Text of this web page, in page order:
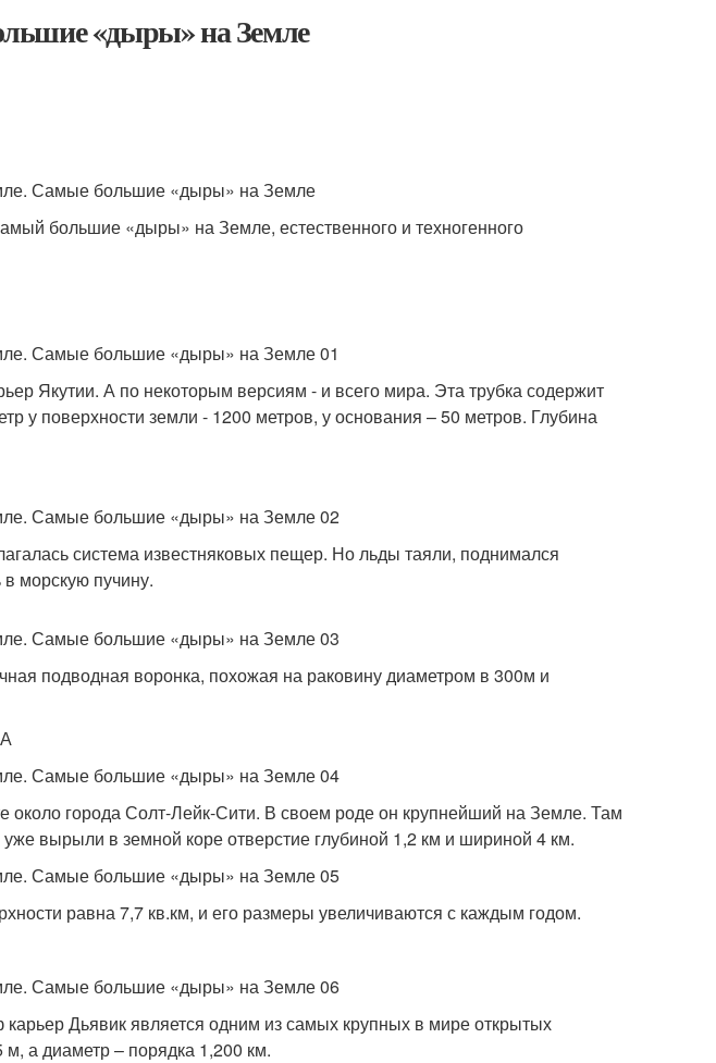
«дыры» на Земле
большие «дыры» на Земле, естественного и техногенного
Якутии. А по некоторым версиям - и всего мира. Эта трубка содержит
у поверхности земли - 1200 метров, у основания – 50 метров. Глубина
система известняковых пещер. Но льды таяли, поднимался
морскую пучину.
подводная воронка, похожая на раковину диаметром в 300м и
около города Солт-Лейк-Сити. В своем роде он крупнейший на Земле. Там
вырыли в земной коре отверстие глубиной 1,2 км и шириной 4 км.
равна 7,7 кв.км, и его размеры увеличиваются с каждым годом.
Дьявик является одним из самых крупных в мире открытых
а диаметр – порядка 1,200 км.